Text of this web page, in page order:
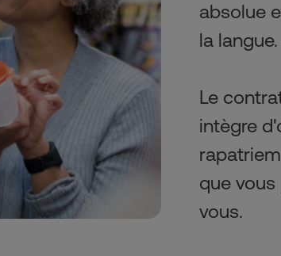
absolue
la langue.
Le
intègre
que vous
vous.